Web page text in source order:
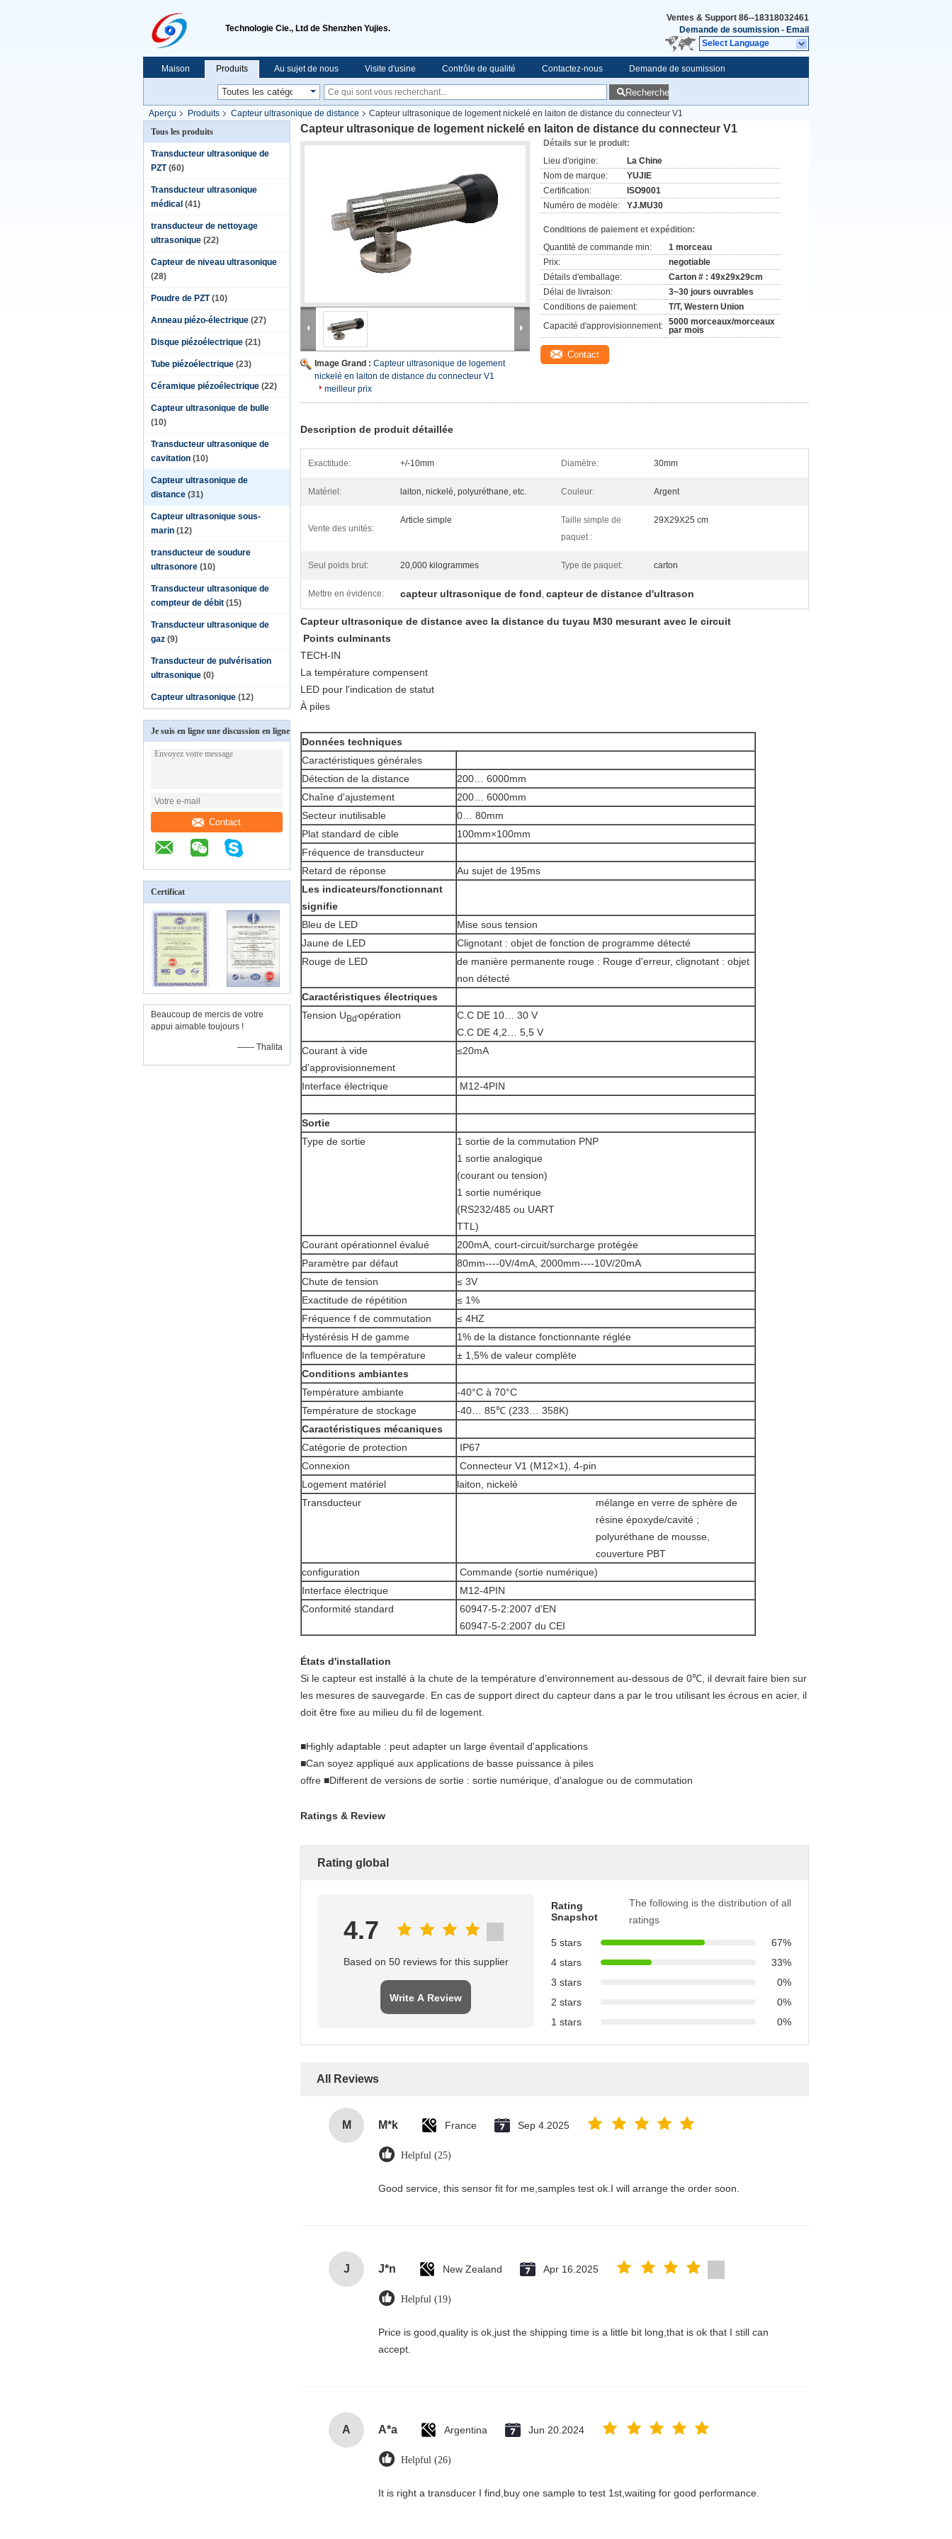
Technologie Cie., Ltd de Shenzhen Yujies.
Ventes & Support 86--18318032461
Demande de soumission - Email
Select Language
Maison Produits Au sujet de nous Visite d'usine Contrôle de qualité Contactez-nous Demande de soumission
Rechercher
Aperçu Produits Capteur ultrasonique de distance
Capteur ultrasonique de logement nickelé en laiton de distance du connecteur V1
Tous les produits
Transducteur ultrasonique de
PZT (60)
Transducteur ultrasonique
médical (41)
transducteur de nettoyage
ultrasonique (22)
Capteur de niveau ultrasonique
(28)
Poudre de PZT (10)
Anneau piézo-électrique (27)
Disque piézoélectrique (21)
Tube piézoélectrique (23)
Céramique piézoélectrique (22)
Capteur ultrasonique de bulle
(10)
Transducteur ultrasonique de
cavitation (10)
Capteur ultrasonique de
distance (31)
Capteur ultrasonique sous-
marin (12)
transducteur de soudure
ultrasonore (10)
Transducteur ultrasonique de
compteur de débit (15)
Transducteur ultrasonique de
gaz (9)
Transducteur de pulvérisation
ultrasonique (0)
Capteur ultrasonique (12)
Je suis en ligne une discussion en ligne
Contact
Certificat
Beaucoup de mercis de votre
appui aimable toujours !
—— Thalita
Capteur ultrasonique de logement nickelé en laiton de distance du connecteur V1
Image Grand : Capteur ultrasonique de logement
nickelé en laiton de distance du connecteur V1
meilleur prix
Détails sur le produit:
Lieu d'origine:
La Chine
Nom de marque:
YUJIE
Certification:
ISO9001
Numéro de modèle:
YJ.MU30
Conditions de paiement et expédition:
Quantité de commande min:
1 morceau
Prix:
negotiable
Détails d'emballage:
Carton # : 49x29x29cm
Délai de livraison:
3~30 jours ouvrables
Conditions de paiement:
T/T, Western Union
Capacité d'approvisionnement: 5000 morceaux/morceaux
par mois
Contact
Description de produit détaillée
Exactitude: +/-10mm Diamètre: 30mm
Matériel: laiton, nickelé, polyuréthane, etc. Couleur: Argent
Vente des unités:
Article simple
Taille simple de
paquet :
29X29X25 cm
Seul poids brut: 20,000 kilogrammes Type de paquet: carton
Mettre en évidence: capteur ultrasonique de fond, capteur de distance d'ultrason
Capteur ultrasonique de distance avec la distance du tuyau M30 mesurant avec le circuit
Points culminants
TECH-IN
La température compensent
LED pour l'indication de statut
À piles
Données techniques
Caractéristiques générales
Détection de la distance
200… 6000mm
Chaîne d'ajustement
200… 6000mm
Secteur inutilisable
0… 80mm
Plat standard de cible
100mm×100mm
Fréquence de transducteur
Retard de réponse
Au sujet de 195ms
Les indicateurs/fonctionnant
signifie
Bleu de LED
Mise sous tension
Jaune de LED
Clignotant : objet de fonction de programme détecté
Rouge de LED
de manière permanente rouge : Rouge d'erreur, clignotant : objet
non détecté
Caractéristiques électriques
Tension UBd'opération
C.C DE 10… 30 V
C.C DE 4,2… 5,5 V
Courant à vide
d'approvisionnement
≤20mA
Interface électrique M12-4PIN
Sortie
Type de sortie
1 sortie de la commutation PNP
1 sortie analogique
(courant ou tension)
1 sortie numérique
(RS232/485 ou UART
TTL)
Courant opérationnel évalué
200mA, court-circuit/surcharge protégée
Paramètre par défaut
80mm----0V/4mA, 2000mm----10V/20mA
Chute de tension
≤ 3V
Exactitude de répétition
≤ 1%
Fréquence f de commutation
≤ 4HZ
Hystérésis H de gamme
1% de la distance fonctionnante réglée
Influence de la température
± 1,5% de valeur complète
Conditions ambiantes
Température ambiante
-40°C à 70°C
Température de stockage
-40… 85℃ (233… 358K)
Caractéristiques mécaniques
Catégorie de protection
IP67
Connexion
Connecteur V1 (M12×1), 4-pin
Logement matériel
laiton, nickelé
Transducteur
mélange en verre de sphère de
résine époxyde/cavité ;
polyuréthane de mousse,
couverture PBT
configuration
Commande (sortie numérique)
Interface électrique
M12-4PIN
Conformité standard
60947-5-2:2007 d'EN
60947-5-2:2007 du CEI
États d'installation
Si le capteur est installé à la chute de la température d'environnement au-dessous de 0℃, il devrait faire bien sur
les mesures de sauvegarde. En cas de support direct du capteur dans a par le trou utilisant les écrous en acier, il
doit être fixe au milieu du fil de logement.
■Highly adaptable : peut adapter un large éventail d'applications
■Can soyez appliqué aux applications de basse puissance à piles
offre ■Different de versions de sortie : sortie numérique, d'analogue ou de commutation
Ratings & Review
Rating global
4.7
Based on 50 reviews for this supplier
Write A Review
Rating
Snapshot
The following is the distribution of all
ratings
5 stars
67%
4 stars
33%
3 stars
0%
2 stars
0%
1 stars
0%
All Reviews
M M*k France Sep 4.2025
Helpful (25)
Good service, this sensor fit for me,samples test ok.I will arrange the order soon.
J J*n New Zealand Apr 16.2025
Helpful (19)
Price is good,quality is ok,just the shipping time is a little bit long,that is ok that I still can
accept.
A A*a Argentina Jun 20.2024
Helpful (26)
It is right a transducer I find,buy one sample to test 1st,waiting for good performance.